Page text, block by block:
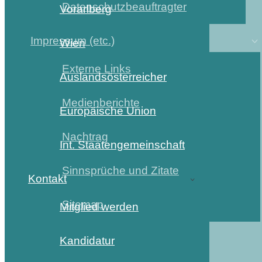
Datenschutzbeauftragter
Impressum (etc.)
Externe Links
Medienberichte
Nachtrag
Sinnsprüche und Zitate
Sitemap
Vorarlberg
Wien
Auslandsösterreicher
Europäische Union
Int. Staatengemeinschaft
Kontakt
Mitglied werden
Kandidatur